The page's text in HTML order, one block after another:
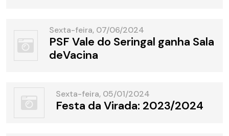
Sexta-feira, 07/06/2024
PSF Vale do Seringal ganha Sala
deVacina
Sexta-feira, 05/01/2024
Festa da Virada: 2023/2024